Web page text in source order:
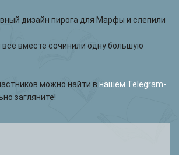
дизайн пирога для Марфы и слепили
все вместе сочинили одну большую
можно найти в нашем Telegram-
загляните!